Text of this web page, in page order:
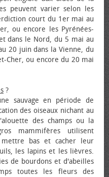
peuvent varier selon les
court du 1er mai au
ou encore les Pyrénées-
dans le Nord, du 5 mai au
20 juin dans la Vienne, du
Cher, ou encore du 20 mai
?
sauvage en période de
des oiseaux nichant au
des champs ou la
mammifères utilisent
bas et cacher leur
les lapins et les lièvres.
de bourdons et d'abeilles
toutes les fleurs des